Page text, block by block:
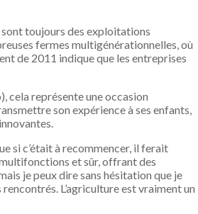
toujours des exploitations
fermes multigénérationnelles, où
de 2011 indique que les entreprises
cela représente une occasion
son expérience à ses enfants,
si c’était à recommencer, il ferait
et sûr, offrant des
je peux dire sans hésitation que je
L’agriculture est vraiment un